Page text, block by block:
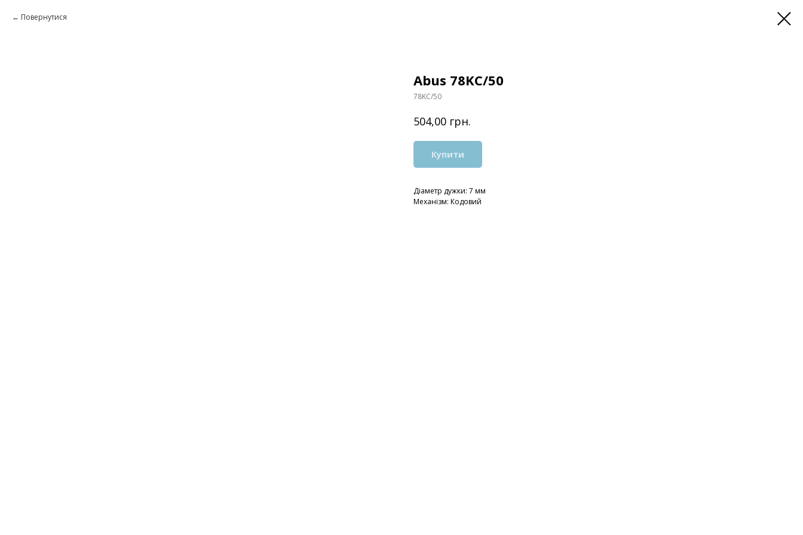
Повернутися
Abus 78KC/50
78KC/50
504,00 грн.
Купити
Діаметр дужки: 7 мм
Механізм: Кодовий